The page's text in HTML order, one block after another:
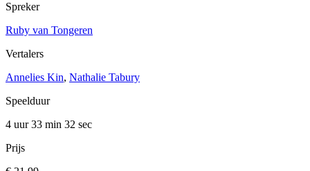
Spreker
Ruby van Tongeren
Vertalers
Annelies Kin, Nathalie Tabury
Speelduur
4 uur 33 min 32 sec
Prijs